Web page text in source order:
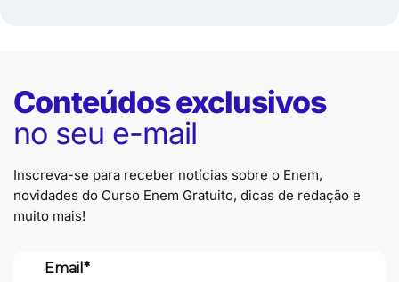
Conteúdos exclusivos
no seu e-mail
Inscreva-se para receber notícias sobre o Enem,
novidades do Curso Enem Gratuito, dicas de redação e
muito mais!
Email*